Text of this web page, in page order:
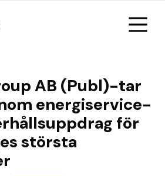
AB (Publ)-tar
energiservice-
för
största